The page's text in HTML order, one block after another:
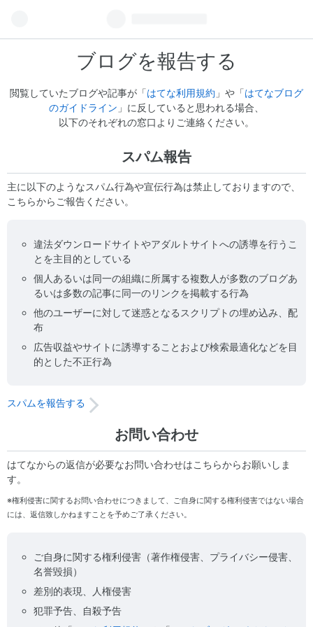
ブログを報告する
閲覧していたブログや記事が「はてな利用規約 」や「はてなブログ
のガイドライン 」に反していると思われる場合、
以下のそれぞれの窓口よりご連絡ください。
スパム報告
主に以下のようなスパム行為や宣伝行為は禁止しておりますので、
こちらからご報告ください。
違法ダウンロードサイトやアダルトサイトへの誘導を行うこ
とを主目的としている
個人あるいは同一の組織に所属する複数人が多数のブログあ
るいは多数の記事に同一のリンクを掲載する行為
他のユーザーに対して迷惑となるスクリプトの埋め込み、配
布
広告収益やサイトに誘導することおよび検索最適化などを目
的とした不正行為
スパムを報告する
お問い合わせ
はてなからの返信が必要なお問い合わせはこちらからお願いしま
す。
※権利侵害に関するお問い合わせにつきまして、ご自身に関する権利侵害ではない場合
には、返信致しかねますことを予めご了承ください。
ご自身に関する権利侵害（著作権侵害、プライバシー侵害、
名誉毀損）
差別的表現、人権侵害
犯罪予告、自殺予告